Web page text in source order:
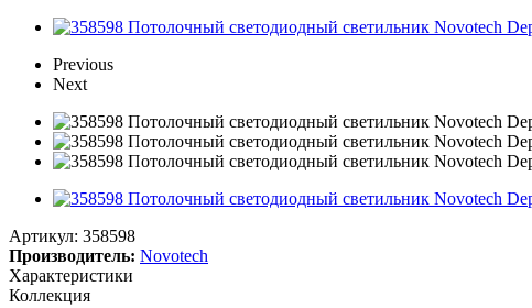
Previous
Next
Артикул: 358598
Производитель: Novotech
Характеристики
Коллекция